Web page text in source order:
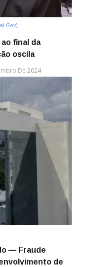
Gov)
final da
oscila
De 2024
— Fraude
de